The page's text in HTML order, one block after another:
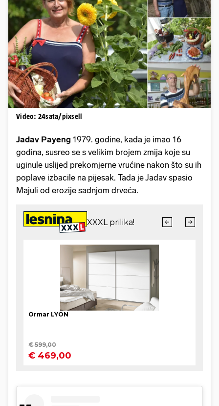
Pokretanje videa...
Video: 24sata/pixsell
Jadav Payeng 1979. godine, kada je imao 16
godina, susreo se s velikim brojem zmija koje su
uginule uslijed prekomjerne vrućine nakon što su ih
poplave izbacile na pijesak. Tada je Jadav spasio
Majuli od erozije sadnjom drveća.